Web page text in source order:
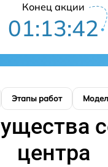
Конец акции
01:13:41
Этапы работ
центра